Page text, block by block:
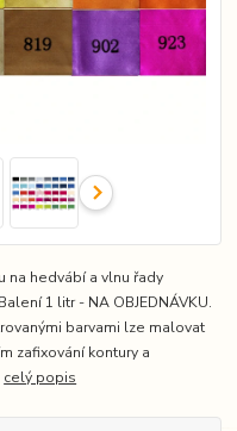
na hedvábí a vlnu řady
1 litr - NA OBJEDNÁVKU.
barvami lze malovat
zafixování kontury a
celý popis